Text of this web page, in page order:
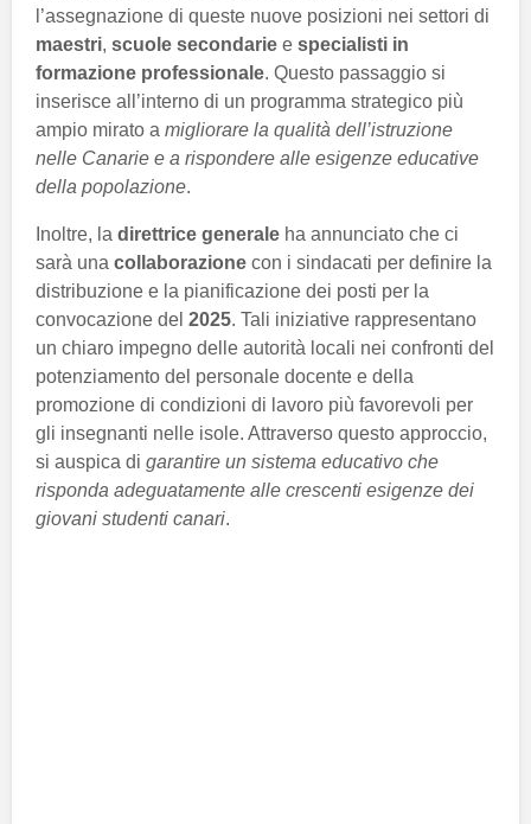
l’assegnazione di queste nuove posizioni nei settori di
maestri, scuole secondarie e specialisti in
formazione professionale. Questo passaggio si
inserisce all’interno di un programma strategico più
ampio mirato a migliorare la qualità dell’istruzione
nelle Canarie e a rispondere alle esigenze educative
della popolazione.
Inoltre, la direttrice generale ha annunciato che ci
sarà una collaborazione con i sindacati per definire la
distribuzione e la pianificazione dei posti per la
convocazione del 2025. Tali iniziative rappresentano
un chiaro impegno delle autorità locali nei confronti del
potenziamento del personale docente e della
promozione di condizioni di lavoro più favorevoli per
gli insegnanti nelle isole. Attraverso questo approccio,
si auspica di garantire un sistema educativo che
risponda adeguatamente alle crescenti esigenze dei
giovani studenti canari.